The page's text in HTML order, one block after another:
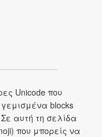
Unicode που
blocks
αυτή τη σελίδα
που μπορείς να